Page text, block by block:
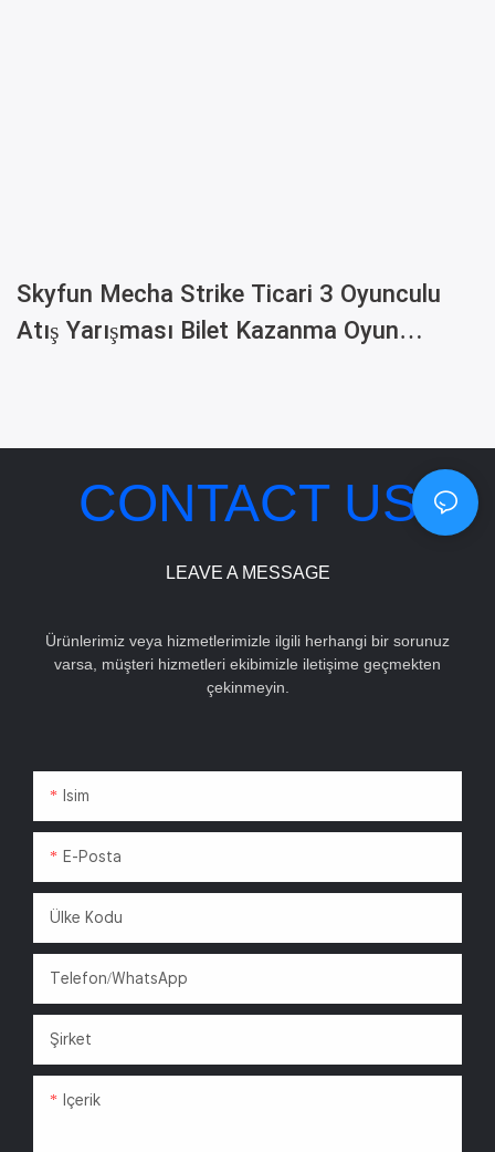
Skyfun Mecha Strike Ticari 3 Oyunculu
Atış Yarışması Bilet Kazanma Oyun
CONTACT US
LEAVE A MESSAGE
Ürünlerimiz veya hizmetlerimizle ilgili herhangi bir sorunuz
varsa, müşteri hizmetleri ekibimizle iletişime geçmekten
çekinmeyin.
Isim
E-Posta
Ülke Kodu
Telefon/WhatsApp
Şirket
Içerik